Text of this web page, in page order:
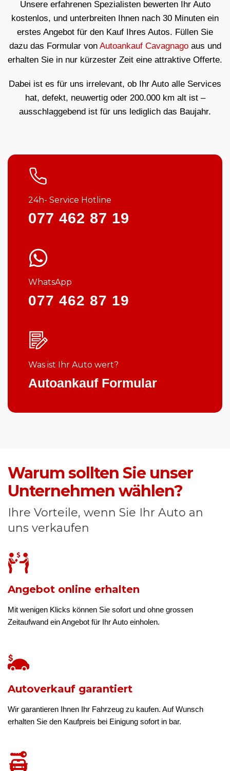
Unsere erfahrenen Spezialisten bewerten Ihr Auto
kostenlos, und unterbreiten Ihnen nach 30 Minuten ein
erstes Angebot für den Kauf Ihres Autos. Füllen Sie
dazu das Formular von Autoankauf Cavagnagoaus und
erhalten Sie in nur kürzester Zeit eine attraktive Offerte.
Dabei ist es für uns irrelevant, ob Ihr Auto alle Services
hat, defekt, neuwertig oder 200.000 km alt ist –
ausschlaggebend ist für uns lediglich das Baujahr.
24h- Service Hotline
077 462 87 19
WhatsApp
077 462 87 19
Was ist Ihr Auto wert?
Autoankauf Formular
Warum sollten Sie unser
Unternehmen wählen?
Ihre Vorteile, wenn Sie Ihr Auto an
uns verkaufen
Angebot online erhalten
Mit wenigen Klicks können Sie sofort und ohne grossen
Zeitaufwand ein Angebot für Ihr Auto einholen.
Autoverkauf garantiert
Wir garantieren Ihnen Ihr Fahrzeug zu kaufen. Auf Wunsch
erhalten Sie den Kaufpreis bei Einigung sofort in bar.